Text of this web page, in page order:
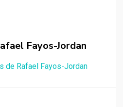
Fayos-Jordan
de Rafael Fayos-Jordan